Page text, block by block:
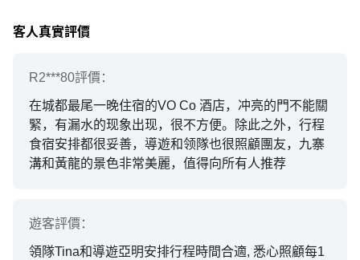
客人真實評價
R2***80評價：
在城都最尾一晚住宿的VO Co 酒店，冲亮的門不能關
緊，有漏水的现象出现，很不方便。除此之外，行程
食宿安排都很妥善，導遊和领隊也很照顧團友，九寨
溝和黃龍的景色非常美麗，值得向所有人推荐
遊客評價：
領隊Tina和導遊亞明安排行程時間合適, 悉心照顧每1